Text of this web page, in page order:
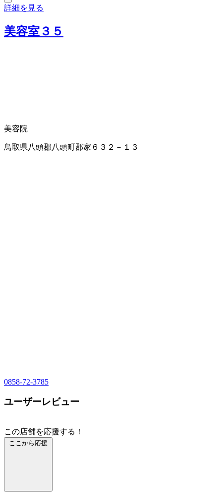
詳細を見る
美容室３５
美容院
鳥取県八頭郡八頭町郡家６３２－１３
0858-72-3785
ユーザーレビュー
この店舗を応援する！
ここから応援